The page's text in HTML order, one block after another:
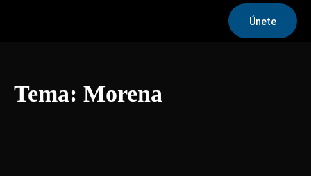
Únete
Tema: Morena